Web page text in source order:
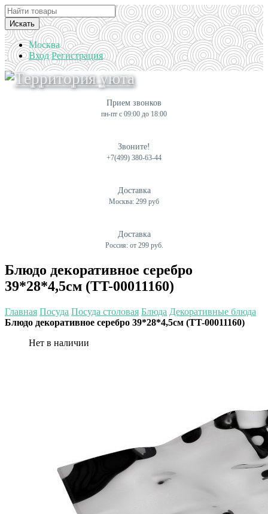
Искать
Москва
Вход Регистрация
Прием звонков
пн-пт с 09:00 до 18:00
Звоните!
+7(499) 380-63-44
Доставка
Москва: 299 руб
Доставка
Россия: от 299 руб.
Блюдо декоративное серебро
39*28*4,5см (TT-00011160)
Главная Посуда Посуда столовая Блюда Декоративные блюда
Блюдо декоративное серебро 39*28*4,5см (TT-00011160)
Нет в наличии